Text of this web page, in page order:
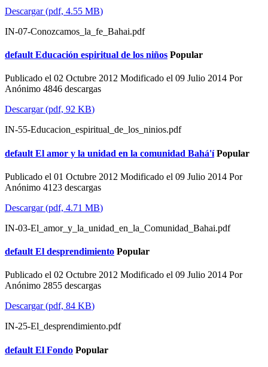
Descargar(pdf, 4.55 MB)
IN-07-Conozcamos_la_fe_Bahai.pdf
default Educación espiritual de los niños Popular
Publicado el 02 Octubre 2012 Modificado el 09 Julio 2014 Por
Anónimo 4846 descargas
Descargar(pdf, 92 KB)
IN-55-Educacion_espiritual_de_los_ninios.pdf
default El amor y la unidad en la comunidad Bahá'í Popular
Publicado el 01 Octubre 2012 Modificado el 09 Julio 2014 Por
Anónimo 4123 descargas
Descargar(pdf, 4.71 MB)
IN-03-El_amor_y_la_unidad_en_la_Comunidad_Bahai.pdf
default El desprendimiento Popular
Publicado el 02 Octubre 2012 Modificado el 09 Julio 2014 Por
Anónimo 2855 descargas
Descargar(pdf, 84 KB)
IN-25-El_desprendimiento.pdf
default El Fondo Popular